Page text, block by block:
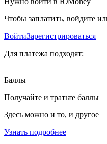
Чтобы заплатить, войдите
ВойтиЗарегистрироваться
Для платежа подходят:
Баллы
Получайте и тратьте баллы
Здесь можно и то, и другое
Узнать подробнее